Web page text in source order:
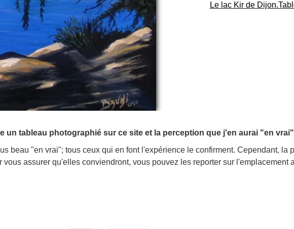
Le lac Kir de
un tableau photographié sur ce site et la perception que j'en aurai "en
beau "en vrai"; tous ceux qui en font l'expérience le confirment. Cependant, la
assurer qu'elles conviendront, vous pouvez les reporter sur l'emplacement